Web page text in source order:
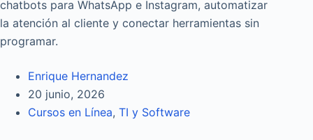
chatbots para WhatsApp e Instagram, automatizar
la atención al cliente y conectar herramientas sin
programar.
Enrique Hernandez
20 junio, 2026
Cursos en Línea, TI y Software